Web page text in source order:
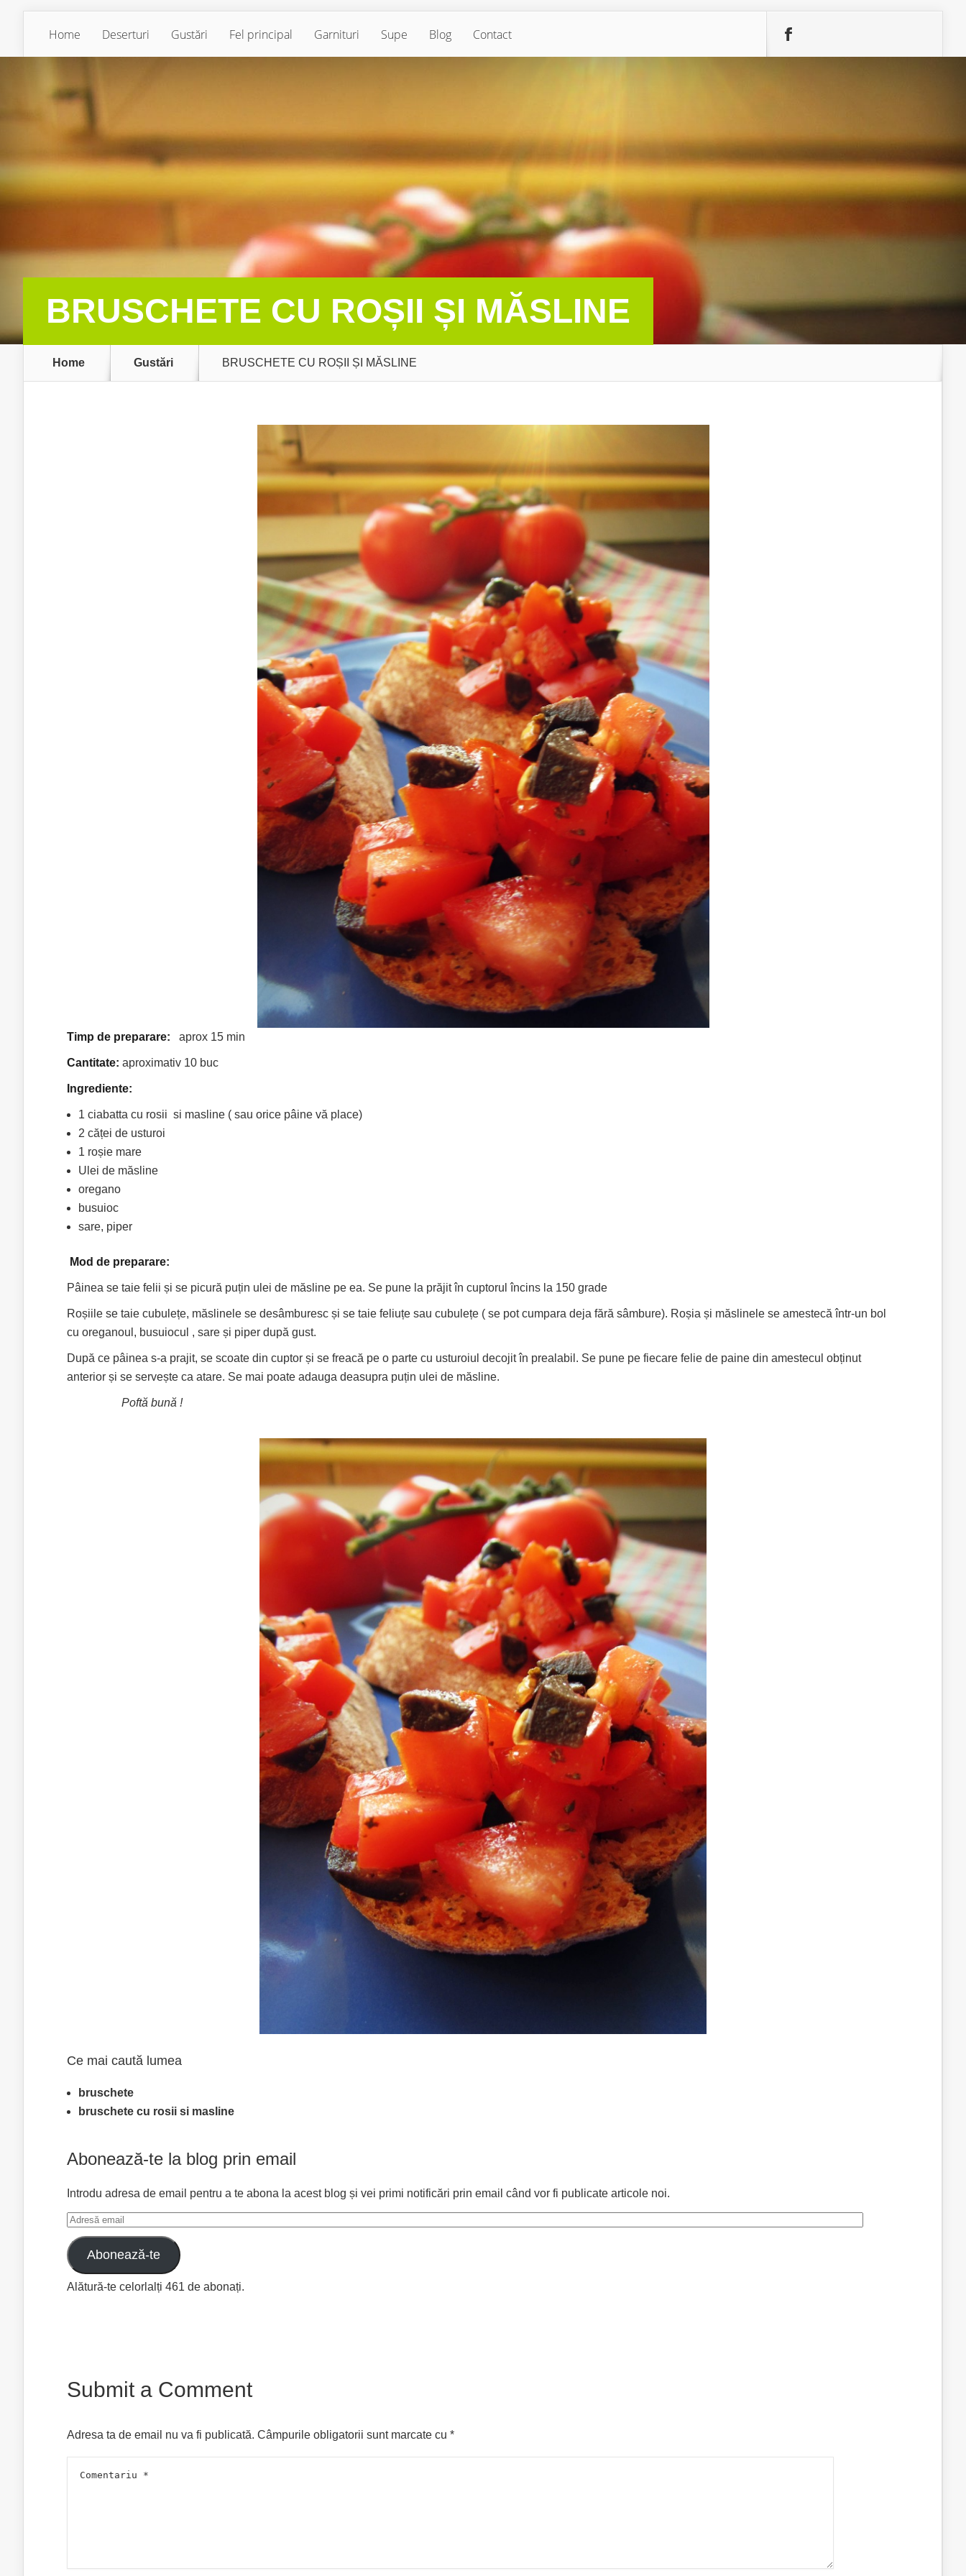
Home Deserturi Gustări Fel principal Garnituri Supe Blog Contact
BRUSCHETE CU ROȘII ȘI MĂSLINE
Home Gustări BRUSCHETE CU ROȘII ȘI MĂSLINE
Timp de preparare: aprox 15 min
Cantitate: aproximativ 10 buc
Ingrediente:
1 ciabatta cu rosii si masline ( sau orice pâine vă place)
2 căței de usturoi
1 roșie mare
Ulei de măsline
oregano
busuioc
sare, piper
Mod de preparare:
Pâinea se taie felii și se picură puțin ulei de măsline pe ea. Se pune la prăjit în cuptorul încins la 150 grade
Roșiile se taie cubulețe, măslinele se desâmburesc și se taie feliuțe sau cubulețe ( se pot cumpara deja fără sâmbure). Roșia și măslinele se amestecă într-un bol
cu oreganoul, busuiocul , sare și piper după gust.
După ce pâinea s-a prajit, se scoate din cuptor și se freacă pe o parte cu usturoiul decojit în prealabil. Se pune pe fiecare felie de paine din amestecul obținut
anterior și se servește ca atare. Se mai poate adauga deasupra puțin ulei de măsline.
Poftă bună !
Ce mai caută lumea
bruschete
bruschete cu rosii si masline
Abonează-te la blog prin email
Introdu adresa de email pentru a te abona la acest blog și vei primi notificări prin email când vor fi publicate articole noi.
Adresă
email
Abonează-te
Alătură-te celorlalți 461 de abonați.
Submit a Comment
Adresa ta de email nu va fi publicată. Câmpurile obligatorii sunt marcate cu *